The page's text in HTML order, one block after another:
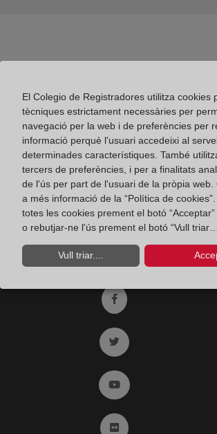
Colegio de
Príncipe de Vergara 70. 28006 Madrid
Teléfono:91 270 17 96
Fax: 91 564 11 59
Email: contacto@registradores.org
Registro de entrada del Colegio de
Ir a facebook (abre en
Ir a twitter (abre en
Ir a YouTube (abre
Ir a Flickr (abre en
El Colegio de Registradores utilitza cookies
tècniques estrictament necessàries per
navegació per la web i de preferències per
informació perquè l'usuari accedeixi al
determinades característiques. També
tercers de preferències, i per a finalitats
de l'ús per part de l'usuari de la pròpia web.
a més informació de la “Política de
totes les cookies prement el botó
o rebutjar-ne l'ús prement el botó “Vull
Vull triar....